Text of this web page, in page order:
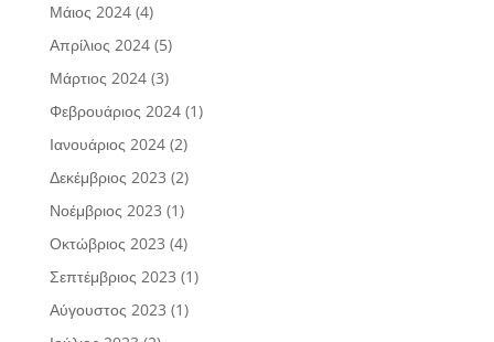
Μάιος 2024(4)
Απρίλιος 2024(5)
Μάρτιος 2024(3)
Φεβρουάριος 2024(1)
Ιανουάριος 2024(2)
Δεκέμβριος 2023 (2)
Νοέμβριος 2023 (1)
Οκτώβριος 2023 (4)
Σεπτέμβριος 2023 (1)
Αύγουστος 2023 (1)